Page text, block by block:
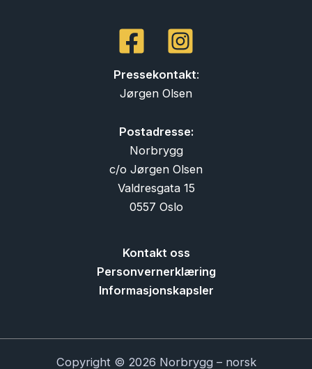
Pressekontakt:
Jørgen Olsen
Postadresse:
Norbrygg
c/o Jørgen Olsen
Valdresgata 15
0557 Oslo
Kontakt oss
Personvernerklæring
Informasjonskapsler
Copyright © 2026 Norbrygg – norsk